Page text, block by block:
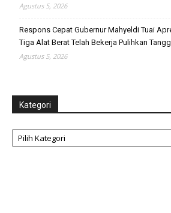
Agustus 5, 2026
Respons Cepat Gubernur Mahyeldi Tuai
Tiga Alat Berat Telah Bekerja Pulihkan
Agustus 5, 2026
Kategori
Kategori